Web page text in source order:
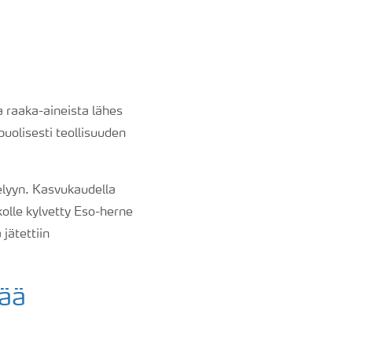
raaka-aineista lähes
teollisuuden
Kasvukaudella
kylvetty Eso-herne
jätettiin